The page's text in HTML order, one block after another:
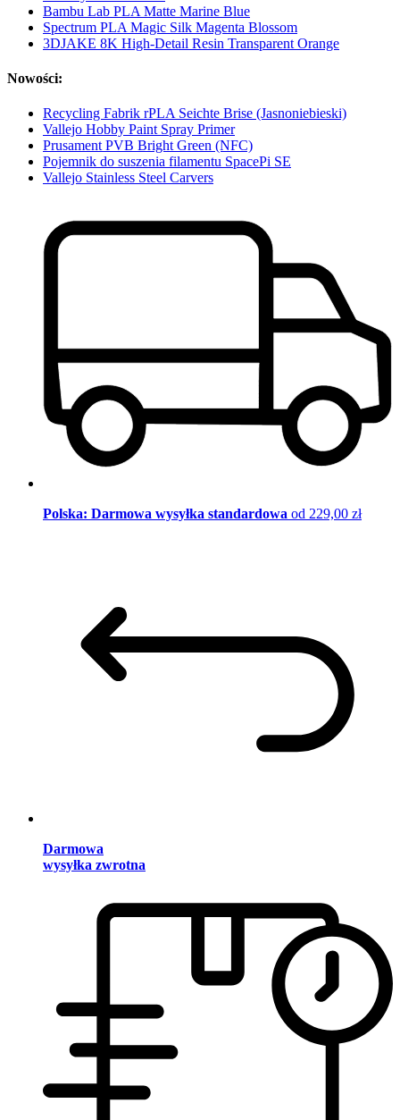
Bambu Lab PLA Matte Marine Blue
Spectrum PLA Magic Silk Magenta Blossom
3DJAKE 8K High-Detail Resin Transparent Orange
Nowości:
Recycling Fabrik rPLA Seichte Brise (Jasnoniebieski)
Vallejo Hobby Paint Spray Primer
Prusament PVB Bright Green (NFC)
Pojemnik do suszenia filamentu SpacePi SE
Vallejo Stainless Steel Carvers
Polska: Darmowa wysyłka standardowa od 229,00 zł
Darmowa
wysyłka zwrotna